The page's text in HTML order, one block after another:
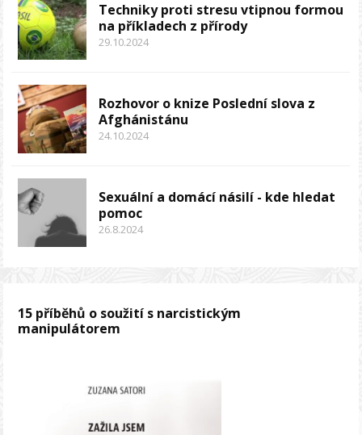
Techniky proti stresu vtipnou formou
na příkladech z přírody
29.10.2024
Rozhovor o knize Poslední slova z
Afghánistánu
24.10.2024
Sexuální a domácí násilí - kde hledat
pomoc
26.8.2024
15 příběhů o soužití s narcistickým
manipulátorem